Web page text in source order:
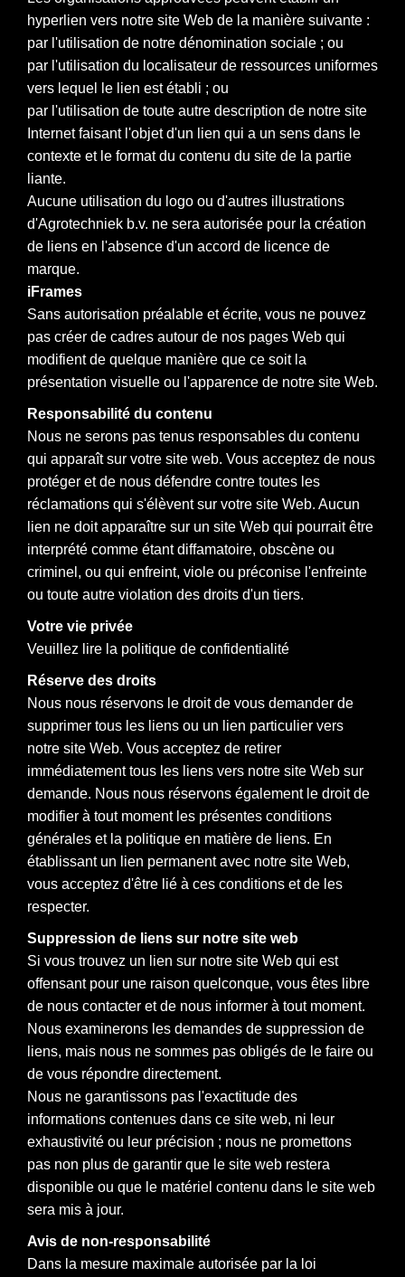
hyperlien vers notre site Web de la manière suivante :
par l'utilisation de notre dénomination sociale ; ou
par l'utilisation du localisateur de ressources uniformes
vers lequel le lien est établi ; ou
par l'utilisation de toute autre description de notre site
Internet faisant l'objet d'un lien qui a un sens dans le
contexte et le format du contenu du site de la partie
liante.
Aucune utilisation du logo ou d'autres illustrations
d'Agrotechniek b.v. ne sera autorisée pour la création
de liens en l'absence d'un accord de licence de
marque.
iFrames
Sans autorisation préalable et écrite, vous ne pouvez
pas créer de cadres autour de nos pages Web qui
modifient de quelque manière que ce soit la
présentation visuelle ou l'apparence de notre site Web.
Responsabilité du contenu
Nous ne serons pas tenus responsables du contenu
qui apparaît sur votre site web. Vous acceptez de nous
protéger et de nous défendre contre toutes les
réclamations qui s'élèvent sur votre site Web. Aucun
lien ne doit apparaître sur un site Web qui pourrait être
interprété comme étant diffamatoire, obscène ou
criminel, ou qui enfreint, viole ou préconise l'enfreinte
ou toute autre violation des droits d'un tiers.
Votre vie privée
Veuillez lire la politique de confidentialité
Réserve des droits
Nous nous réservons le droit de vous demander de
supprimer tous les liens ou un lien particulier vers
notre site Web. Vous acceptez de retirer
immédiatement tous les liens vers notre site Web sur
demande. Nous nous réservons également le droit de
modifier à tout moment les présentes conditions
générales et la politique en matière de liens. En
établissant un lien permanent avec notre site Web,
vous acceptez d'être lié à ces conditions et de les
respecter.
Suppression de liens sur notre site web
Si vous trouvez un lien sur notre site Web qui est
offensant pour une raison quelconque, vous êtes libre
de nous contacter et de nous informer à tout moment.
Nous examinerons les demandes de suppression de
liens, mais nous ne sommes pas obligés de le faire ou
de vous répondre directement.
Nous ne garantissons pas l'exactitude des
informations contenues dans ce site web, ni leur
exhaustivité ou leur précision ; nous ne promettons
pas non plus de garantir que le site web restera
disponible ou que le matériel contenu dans le site web
sera mis à jour.
Avis de non-responsabilité
Dans la mesure maximale autorisée par la loi